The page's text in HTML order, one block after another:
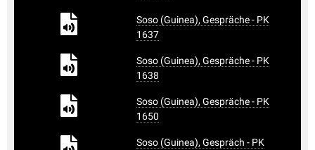
Soso (Guinea), Gespräche - PK
1637
Soso (Guinea), Gespräche - PK
1638
Soso (Guinea), Gespräche - PK
1650
Soso (Guinea), Gespräch - PK